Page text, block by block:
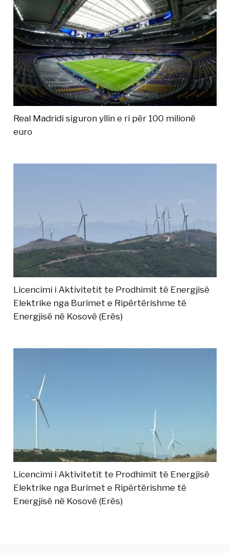
Real Madridi siguron yllin e ri për 100 milionë
euro
Licencimi i Aktivitetit te Prodhimit të Energjisë
Elektrike nga Burimet e Ripërtërishme të
Energjisë në Kosovë (Erës)
Licencimi i Aktivitetit te Prodhimit të Energjisë
Elektrike nga Burimet e Ripërtërishme të
Energjisë në Kosovë (Erës)